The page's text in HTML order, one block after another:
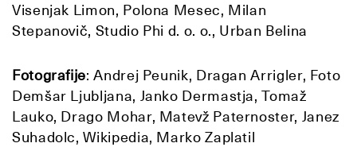
Visenjak Limon, Polona Mesec, Milan
Stepanovič, Studio Phi d. o. o., Urban Belina
Fotografije: Andrej Peunik, Dragan Arrigler, Foto
Demšar Ljubljana, Janko Dermastja, Tomaž
Lauko, Drago Mohar, Matevž Paternoster, Janez
Suhadolc, Wikipedia, Marko Zaplatil